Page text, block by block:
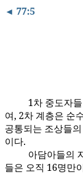
◄ 77:5
1차 중도자
여, 2차 계층은 순
공통되는 조상들
이다.
아담아들의
들은 오직 16명만